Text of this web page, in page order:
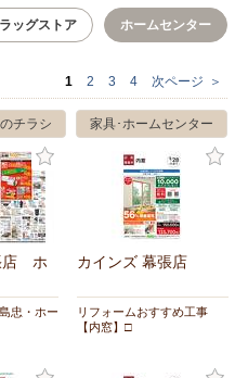
ラッグストア ホームセンター
1 2 3 4 次ページ ＞
家具･ホームセンター
チラシ
店 ホ
忠・ホー
カインズ 幕張店
リフォームおすすめ工事
【内窓】□